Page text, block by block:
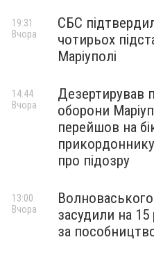
СБС
чотирьох
Маріуполі
19:31
Вчора
Дезертирував
оборони
перейшов на
про підозру
14:44
Вчора
засудили на
за
13:00
Вчора